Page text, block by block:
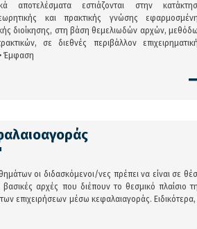
αποτελέσματα εστιάζονται στην
και πρακτικής γνώσης
διοίκησης, στη βάση θεμελιωδών αρχών,
σε διεθνές περιβάλλον
Έμφαση
οι διδασκόμενοι/νες πρέπει να είναι σε
βασικές αρχές που διέπουν το θεσμικό πλαίσιο
επιχειρήσεων μέσω κεφαλαιαγοράς. Ειδικότερα,